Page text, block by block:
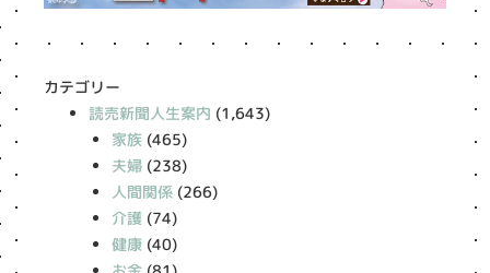
カテゴリー
読売新聞人生案内 (1,643)
家族(465)
夫婦(238)
人間関係(266)
介護 (74)
健康(40)